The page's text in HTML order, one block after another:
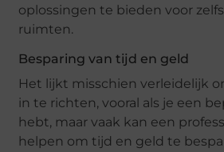
oplossingen te bieden voor
ruimten.
Besparing van tijd en geld
Het lijkt misschien verleidelijk
in te richten, vooral als je een
hebt, maar vaak kan een
helpen om tijd en geld te